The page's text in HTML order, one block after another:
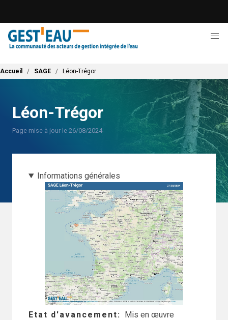
contenu
principal
Fil d'Ariane
Accueil SAGE Léon-Trégor
Léon-Trégor
Page mise à jour le 26/08/2024
Informations générales
Etat d'avancement Mis en œuvre